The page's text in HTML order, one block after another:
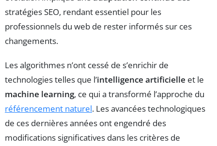
stratégies SEO, rendant essentiel pour les
professionnels du web de rester informés sur ces
changements.
Les algorithmes n’ont cessé de s’enrichir de
technologies telles que l’intelligence artificielle et le
machine learning, ce qui a transformé l’approche du
référencement naturel. Les avancées technologiques
de ces dernières années ont engendré des
modifications significatives dans les critères de